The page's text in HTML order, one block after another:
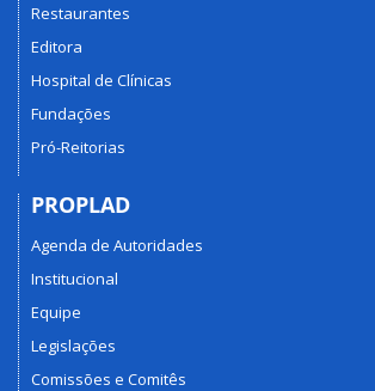
Restaurantes
Editora
Hospital de Clínicas
Fundações
Pró-Reitorias
PROPLAD
Agenda de Autoridades
Institucional
Equipe
Legislações
Comissões e Comitês